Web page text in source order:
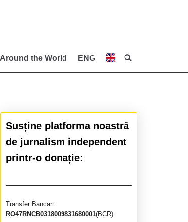
Around the World ENG
Susține platforma noastră
de jurnalism independent
printr-o donație:
Transfer Bancar:
RO47RNCB0318009831680001(BCR)